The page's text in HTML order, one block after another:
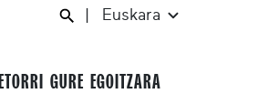
Euskara
ETORRI GURE EGOITZARA